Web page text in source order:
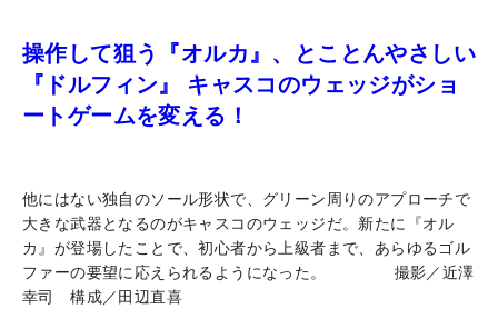
操作して狙う『オルカ』、とことんやさしい
『ドルフィン』 キャスコのウェッジがショ
ートゲームを変える！
他にはない独自のソール形状で、グリーン周りのアプローチで
大きな武器となるのがキャスコのウェッジだ。新たに『オル
カ』が登場したことで、初心者から上級者まで、あらゆるゴル
ファーの要望に応えられるようになった。 撮影／近澤
幸司 構成／田辺直喜